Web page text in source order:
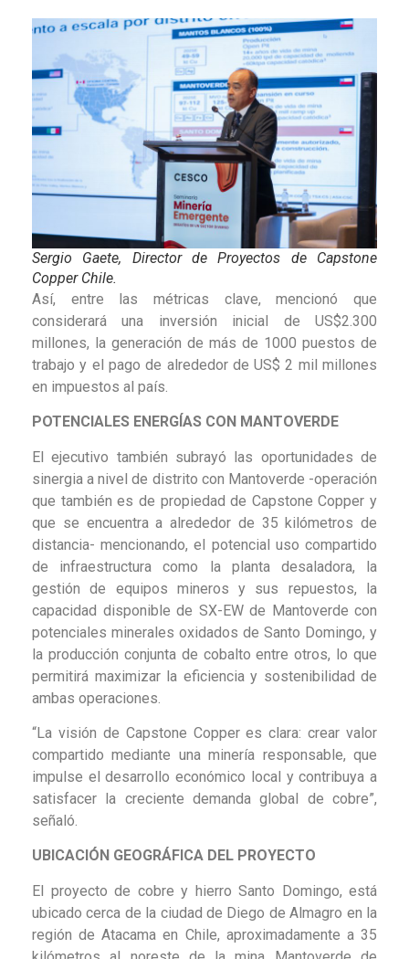
Sergio Gaete, Director de Proyectos de Capstone
Copper Chile.
Así, entre las métricas clave, mencionó que
considerará una inversión inicial de US$2.300
millones, la generación de más de 1000 puestos de
trabajo y el pago de alrededor de US$ 2 mil millones
en impuestos al país.
POTENCIALES ENERGÍAS CON MANTOVERDE
El ejecutivo también subrayó las oportunidades de
sinergia a nivel de distrito con Mantoverde -operación
que también es de propiedad de Capstone Copper y
que se encuentra a alrededor de 35 kilómetros de
distancia- mencionando, el potencial uso compartido
de infraestructura como la planta desaladora, la
gestión de equipos mineros y sus repuestos, la
capacidad disponible de SX-EW de Mantoverde con
potenciales minerales oxidados de Santo Domingo, y
la producción conjunta de cobalto entre otros, lo que
permitirá maximizar la eficiencia y sostenibilidad de
ambas operaciones.
“La visión de Capstone Copper es clara: crear valor
compartido mediante una minería responsable, que
impulse el desarrollo económico local y contribuya a
satisfacer la creciente demanda global de cobre”,
señaló.
UBICACIÓN GEOGRÁFICA DEL PROYECTO
El proyecto de cobre y hierro Santo Domingo, está
ubicado cerca de la ciudad de Diego de Almagro en la
región de Atacama en Chile, aproximadamente a 35